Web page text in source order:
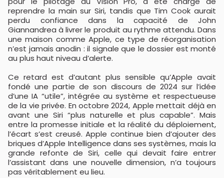
reprendre la main sur Siri, tandis que Tim Cook aurait
perdu confiance dans la capacité de John
Giannandrea à livrer le produit au rythme attendu. Dans
une maison comme Apple, ce type de réorganisation
n’est jamais anodin : il signale que le dossier est monté
au plus haut niveau d’alerte.
Ce retard est d’autant plus sensible qu’Apple avait
fondé une partie de son discours de 2024 sur l’idée
d’une IA “utile”, intégrée au système et respectueuse
de la vie privée. En octobre 2024, Apple mettait déjà en
avant une Siri “plus naturelle et plus capable”. Mais
entre la promesse initiale et la réalité du déploiement,
l’écart s’est creusé. Apple continue bien d’ajouter des
briques d’Apple Intelligence dans ses systèmes, mais la
grande refonte de Siri, celle qui devait faire entrer
l’assistant dans une nouvelle dimension, n’a toujours
pas véritablement eu lieu.